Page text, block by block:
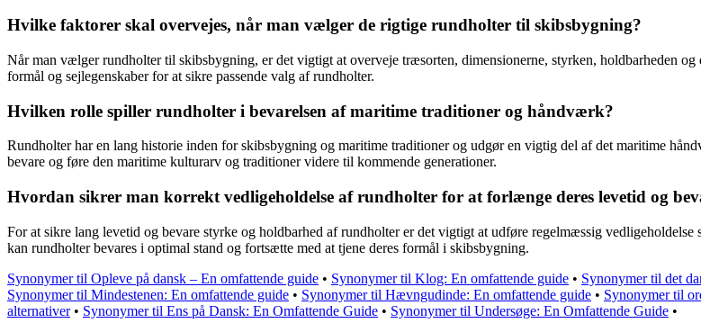
Hvilke faktorer skal overvejes, når man vælger de rigtige rundholter til skibsbygning?
Når man vælger rundholter til skibsbygning, er det vigtigt at overveje træsorten, dimensionerne, styrken, holdbarheden
formål og sejlegenskaber for at sikre passende valg af rundholter.
Hvilken rolle spiller rundholter i bevarelsen af maritime traditioner og håndværk?
Rundholter har en lang historie inden for skibsbygning og maritime traditioner og udgør en vigtig del af det maritime
bevare og føre den maritime kulturarv og traditioner videre til kommende generationer.
Hvordan sikrer man korrekt vedligeholdelse af rundholter for at forlænge deres levetid og
For at sikre lang levetid og bevare styrke og holdbarhed af rundholter er det vigtigt at udføre regelmæssig
kan rundholter bevares i optimal stand og fortsætte med at tjene deres formål i skibsbygning.
Synonymer til Opleve på dansk – En omfattende guide • Synonymer til Klog: En omfattende guide • Synonymer til det
Synonymer til Mindestenen: En omfattende guide • Synonymer til Hævngudinde: En omfattende guide • Synonymer til
alternativer• Synonymer til Ens på Dansk: En Omfattende Guide • Synonymer til Undersøge: En Omfattende Guide •